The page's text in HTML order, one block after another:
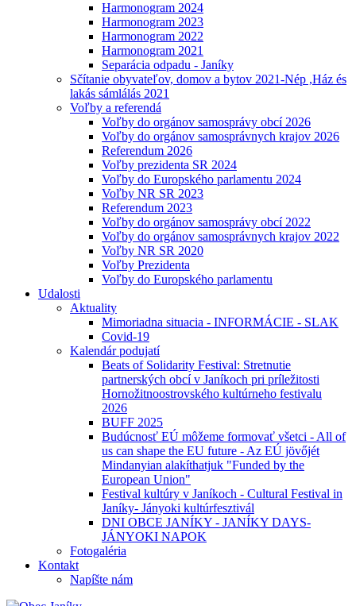
Harmonogram 2024
Harmonogram 2023
Harmonogram 2022
Harmonogram 2021
Separácia odpadu - Janíky
Sčítanie obyvateľov, domov a bytov 2021-Nép ,Ház és
lakás sámlálás 2021
Voľby a referendá
Voľby do orgánov samosprávy obcí 2026
Voľby do orgánov samosprávnych krajov 2026
Referendum 2026
Voľby prezidenta SR 2024
Voľby do Europského parlamentu 2024
Voľby NR SR 2023
Referendum 2023
Voľby do orgánov samosprávy obcí 2022
Voľby do orgánov samosprávnych krajov 2022
Voľby NR SR 2020
Voľby Prezidenta
Voľby do Europského parlamentu
Udalosti
Aktuality
Mimoriadna situacia - INFORMÁCIE - SLAK
Covid-19
Kalendár podujatí
Beats of Solidarity Festival: Stretnutie
partnerských obcí v Janíkoch pri príležitosti
Hornožitnoostrovského kultúrneho festivalu
2026
BUFF 2025
Budúcnosť EÚ môžeme formovať všetci - All of
us can shape the EU future - Az EÚ jövőjét
Mindanyian alakíthatjuk "Funded by the
European Union"
Festival kultúry v Janíkoch - Cultural Festival in
Janíky- Jányoki kultúrfesztivál
DNI OBCE JANÍKY - JANÍKY DAYS-
JÁNYOKI NAPOK
Fotogaléria
Kontakt
Napíšte nám